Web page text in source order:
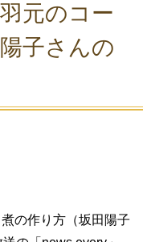
元のコー
子さんの
の作り方（坂田陽子